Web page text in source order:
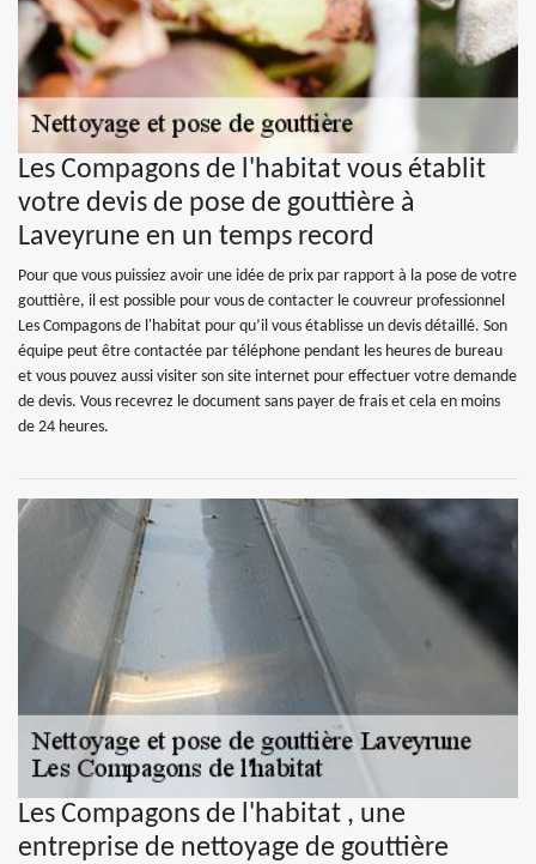
Les Compagons de l'habitat vous établit
votre devis de pose de gouttière à
Laveyrune en un temps record
Pour que vous puissiez avoir une idée de prix par rapport à la pose de votre
gouttière, il est possible pour vous de contacter le couvreur professionnel
Les Compagons de l'habitat pour qu’il vous établisse un devis détaillé. Son
équipe peut être contactée par téléphone pendant les heures de bureau
et vous pouvez aussi visiter son site internet pour effectuer votre demande
de devis. Vous recevrez le document sans payer de frais et cela en moins
de 24 heures.
Les Compagons de l'habitat , une
entreprise de nettoyage de gouttière